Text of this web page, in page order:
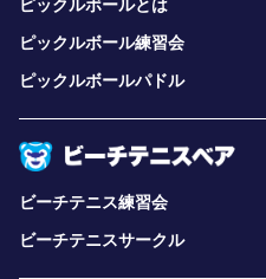
ピックルボールとは
ピックルボール練習会
ピックルボールパドル
ビーチテニス練習会
ビーチテニスサークル